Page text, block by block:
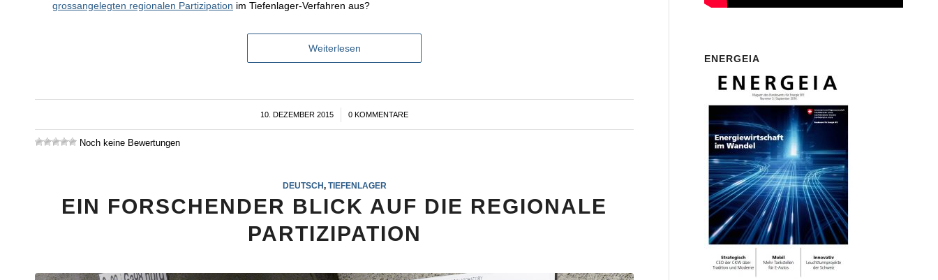
grossangelegten regionalen Partizipation im Tiefenlager-Verfahren aus?
Weiterlesen
10. DEZEMBER 2015
/ 0 KOMMENTARE
Noch keine Bewertungen
DEUTSCH, TIEFENLAGER
EIN FORSCHENDER BLICK AUF DIE REGIONALE
PARTIZIPATION
ENERGEIA